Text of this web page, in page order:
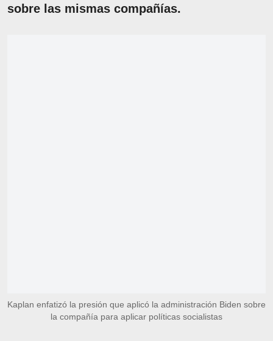
sobre las mismas compañías.
Kaplan enfatizó la presión que aplicó la administración Biden sobre
la compañía para aplicar políticas socialistas